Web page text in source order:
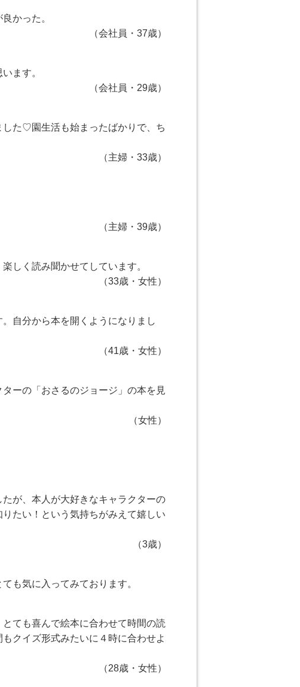
かった。
（会社員・37歳）
ます。
（会社員・29歳）
した♡園生活も始まったばかりで、ち
（主婦・33歳）
（主婦・39歳）
しく読み聞かせてしています。
（33歳・女性）
自分から本を開くようになりまし
（41歳・女性）
ーの「おさるのジョージ」の本を見
（女性）
が、本人が大好きなキャラクターの
たい！という気持ちがみえて嬉しい
（3歳）
も気に入ってみております。
ても喜んで絵本に合わせて時間の読
クイズ形式みたいに４時に合わせよ
（28歳・女性）